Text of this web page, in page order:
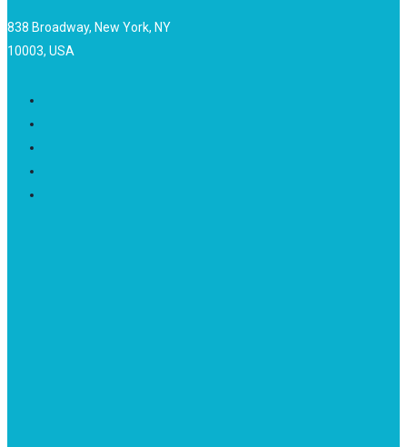
838 Broadway, New York, NY
10003, USA